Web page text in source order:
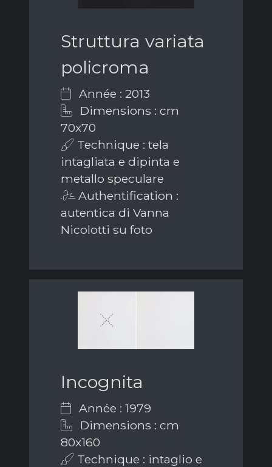
Struttura variata
policroma
Année : 2013
Dimensions : cm
70x70
Technique : tela
intagliata e dipinta e
metallo speculare
Authentification :
autentica di Vanna
Nicolotti su foto
Incognita
Année : 1979
Dimensions : cm
80x160
Technique : intaglio e